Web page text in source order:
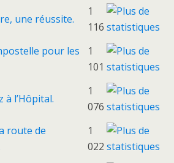
une réussite.
1
116
pour les
1
101
à l’Hôpital.
1
076
route de
1
022